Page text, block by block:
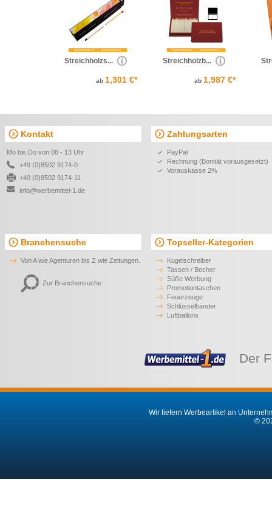
Streichholzs...
ab 1,301 €*
Streichholzb...
ab 1,987 €*
Kontakt
Mo bis Do von 08 - 13 Uhr
+49 (0)8502 9174-0
+49 (0)8502 9174-11
info@werbemittel-1.de
Zahlungsarten
PayPal
Rechnung (Bonität vorausgesetzt)
Vorauskasse 2%
Branchensuche
Von A wie Agenturen bis Z wie Zeitungen.
Zur Branchensuche
Topseller-Kategorien
Kugelschreiber
Tassen / Becher
Süße Werbung
Promotiontaschen
Feuerzeuge
Schlüsselbänder
Luftballons
Der
Wir liefern Werbeartikel an
©